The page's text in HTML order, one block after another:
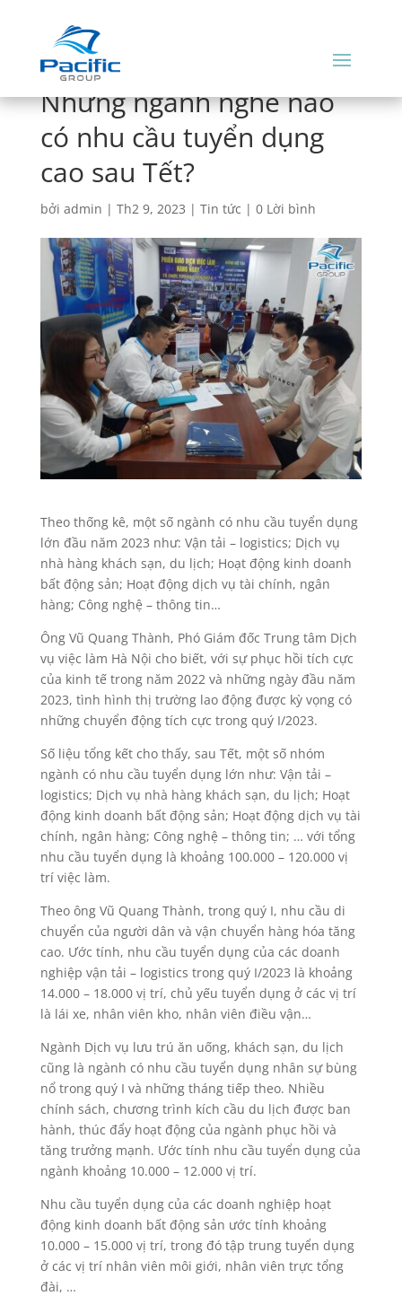
Những ngành nghề nào
có nhu cầu tuyển dụng
cao sau Tết?
bởi admin | Th2 9, 2023 | Tin tức | 0 Lời bình
Theo thống kê, một số ngành có nhu cầu tuyển dụng
lớn đầu năm 2023 như: Vận tải – logistics; Dịch vụ
nhà hàng khách sạn, du lịch; Hoạt động kinh doanh
bất động sản; Hoạt động dịch vụ tài chính, ngân
hàng; Công nghệ – thông tin…
Ông Vũ Quang Thành, Phó Giám đốc Trung tâm Dịch
vụ việc làm Hà Nội cho biết, với sự phục hồi tích cực
của kinh tế trong năm 2022 và những ngày đầu năm
2023, tình hình thị trường lao động được kỳ vọng có
những chuyển động tích cực trong quý I/2023.
Số liệu tổng kết cho thấy, sau Tết, một số nhóm
ngành có nhu cầu tuyển dụng lớn như: Vận tải –
logistics; Dịch vụ nhà hàng khách sạn, du lịch; Hoạt
động kinh doanh bất động sản; Hoạt động dịch vụ tài
chính, ngân hàng; Công nghệ – thông tin; … với tổng
nhu cầu tuyển dụng là khoảng 100.000 – 120.000 vị
trí việc làm.
Theo ông Vũ Quang Thành, trong quý I, nhu cầu di
chuyển của người dân và vận chuyển hàng hóa tăng
cao. Ước tính, nhu cầu tuyển dụng của các doanh
nghiệp vận tải – logistics trong quý I/2023 là khoảng
14.000 – 18.000 vị trí, chủ yếu tuyển dụng ở các vị trí
là lái xe, nhân viên kho, nhân viên điều vận…
Ngành Dịch vụ lưu trú ăn uống, khách sạn, du lịch
cũng là ngành có nhu cầu tuyển dụng nhân sự bùng
nổ trong quý I và những tháng tiếp theo. Nhiều
chính sách, chương trình kích cầu du lịch được ban
hành, thúc đẩy hoạt động của ngành phục hồi và
tăng trưởng mạnh. Ước tính nhu cầu tuyển dụng của
ngành khoảng 10.000 – 12.000 vị trí.
Nhu cầu tuyển dụng của các doanh nghiệp hoạt
động kinh doanh bất động sản ước tính khoảng
10.000 – 15.000 vị trí, trong đó tập trung tuyển dụng
ở các vị trí nhân viên môi giới, nhân viên trực tổng
đài, …